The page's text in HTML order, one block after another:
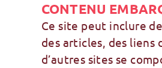
CONTENU
Ce site peut inclure
des articles, des liens
d’autres sites se